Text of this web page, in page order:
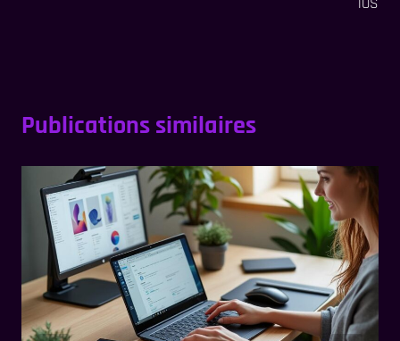
Publications similaires